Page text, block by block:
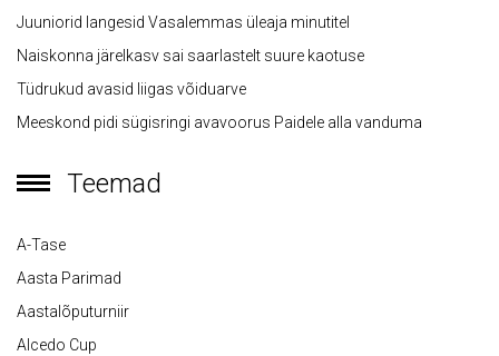
Juuniorid langesid Vasalemmas üleaja minutitel
Naiskonna järelkasv sai saarlastelt suure kaotuse
Tüdrukud avasid liigas võiduarve
Meeskond pidi sügisringi avavoorus Paidele alla vanduma
Teemad
A-Tase
Aasta Parimad
Aastalõputurniir
Alcedo Cup